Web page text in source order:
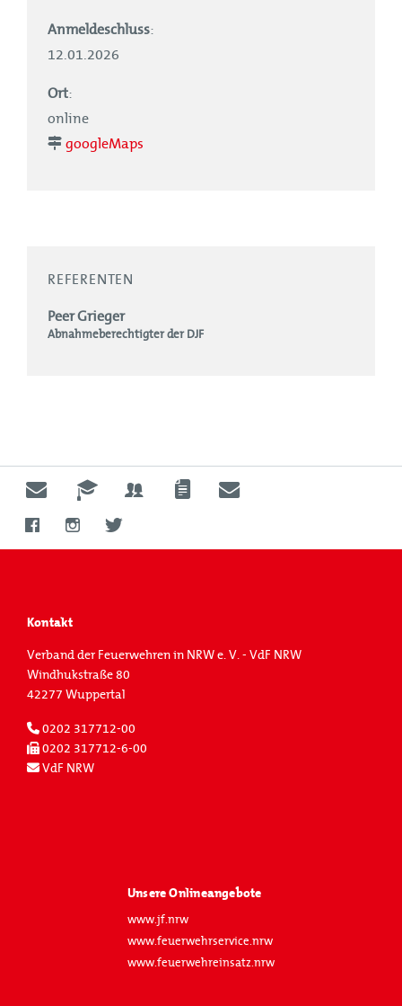
Anmeldeschluss:
12.01.2026
Ort:
online
googleMaps
REFERENTEN
Peer Grieger
Abnahmeberechtigter der DJF
Kontakt
Verband der Feuerwehren in NRW e. V. - VdF NRW
Windhukstraße 80
42277 Wuppertal
0202 317712-00
0202 317712-6-00
VdF NRW
Unsere Onlineangebote
www.jf.nrw
www.feuerwehrservice.nrw
www.feuerwehreinsatz.nrw